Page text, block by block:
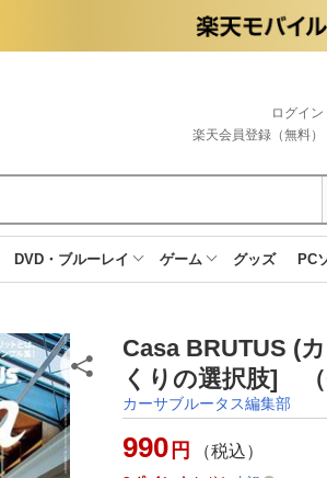
ログイン
楽天会員登録（無料）
DVD・ブルーレイ ゲーム グッズ PC
Casa BRUTUS (
くりの選択肢]
カーサブルータス編集部
990 円 （税込）